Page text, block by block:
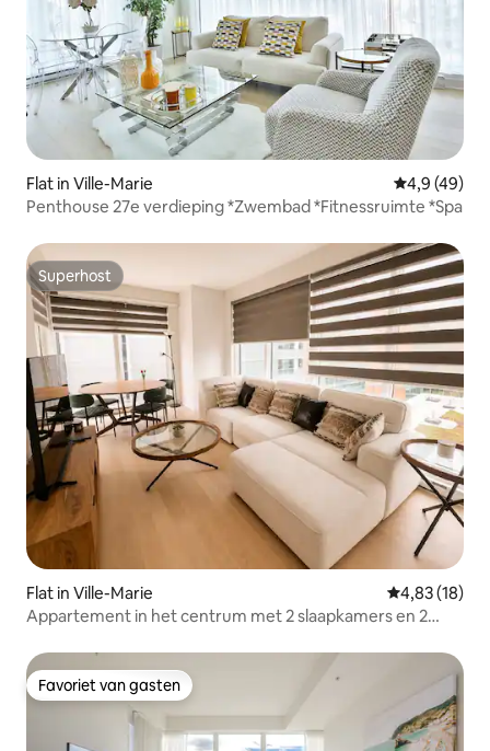
Flat in Ville-Marie Gemiddelde
4,9 (49)
Penthouse 27e verdieping *Zwembad *Fitnessruimte *Spa
Superhost
Superhost
Flat in Ville-Marie Gemiddelde
4,83 (18)
Appartement in het centrum met 2 slaapkamers en 2
Favoriet van gasten
Favoriet van gasten